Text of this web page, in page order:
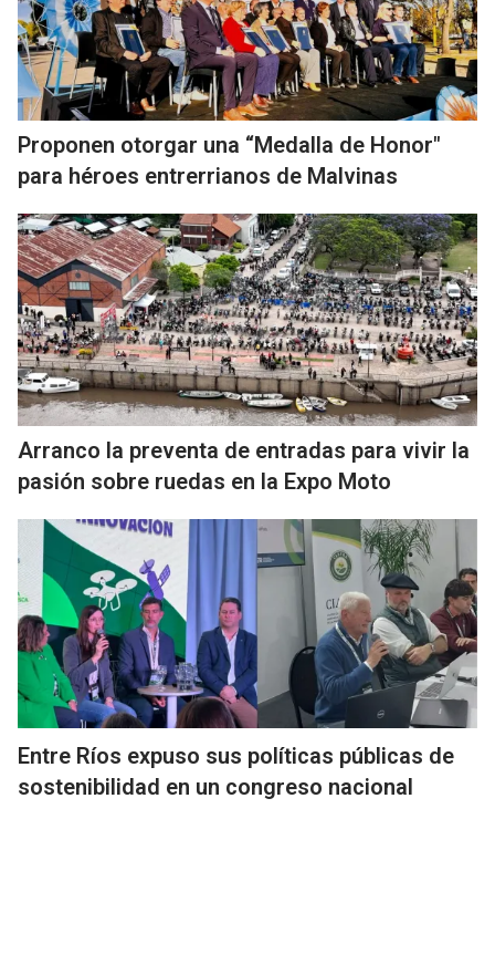
Proponen otorgar una “Medalla de Honor"
para héroes entrerrianos de Malvinas
Arranco la preventa de entradas para vivir la
pasión sobre ruedas en la Expo Moto
Entre Ríos expuso sus políticas públicas de
sostenibilidad en un congreso nacional